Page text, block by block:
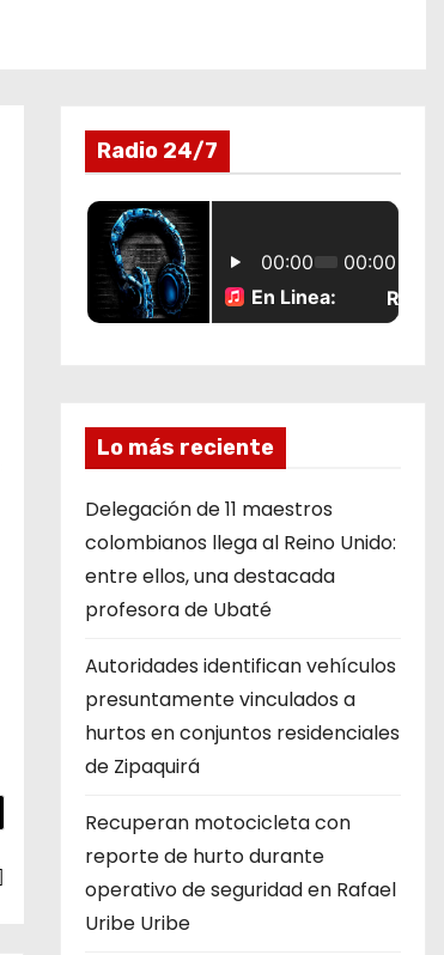
Radio 24/7
Lo más reciente
Delegación de 11 maestros
colombianos llega al Reino Unido:
entre ellos, una destacada
profesora de Ubaté
Autoridades identifican vehículos
presuntamente vinculados a
hurtos en conjuntos residenciales
de Zipaquirá
Recuperan motocicleta con
reporte de hurto durante
operativo de seguridad en Rafael
Uribe Uribe